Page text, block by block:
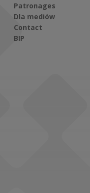
Patronages
Dla mediów
Contact
BIP